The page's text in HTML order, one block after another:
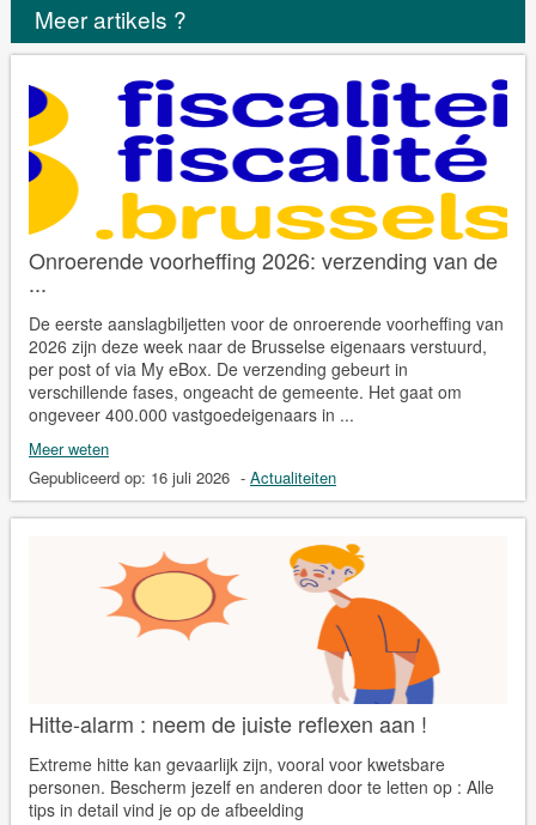
Meer artikels ?
Onroerende voorheffing 2026: verzending van de
...
De eerste aanslagbiljetten voor de onroerende voorheffing van
2026 zijn deze week naar de Brusselse eigenaars verstuurd,
per post of via My eBox. De verzending gebeurt in
verschillende fases, ongeacht de gemeente. Het gaat om
ongeveer 400.000 vastgoedeigenaars in ...
Meer weten
Gepubliceerd op: 16 juli 2026 - Actualiteiten
Hitte-alarm : neem de juiste reflexen aan !
Extreme hitte kan gevaarlijk zijn, vooral voor kwetsbare
personen. Bescherm jezelf en anderen door te letten op : Alle
tips in detail vind je op de afbeelding